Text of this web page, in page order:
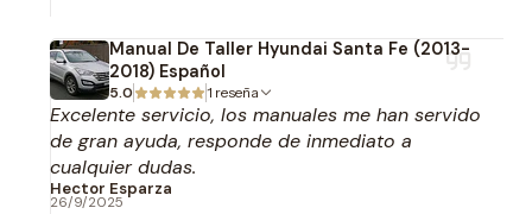
Manual De Taller Hyundai Santa Fe (2013-
2018) Español
5.0 1 reseña
Excelente servicio, los manuales me han servido
de gran ayuda, responde de inmediato a
cualquier dudas.
Hector Esparza
26/9/2025